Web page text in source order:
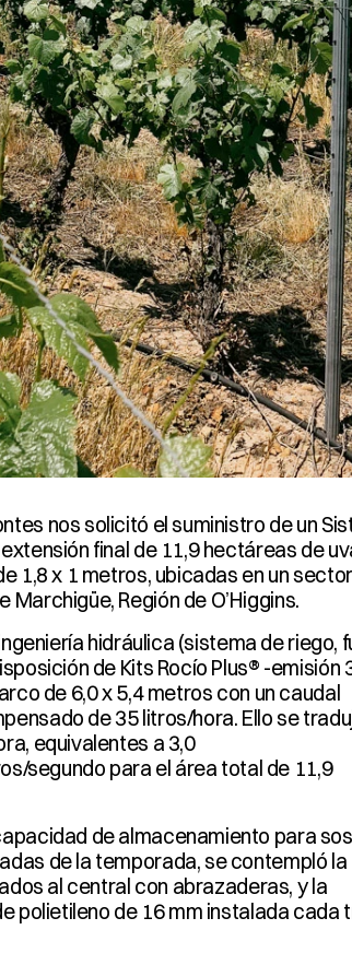
nos solicitó el suministro de un
final de 11,9 hectáreas de
1,8 x 1 metros, ubicadas en un
Región de O’Higgins.
hidráulica (sistema de riego,
de Kits Rocío Plus® -emisión
de 6,0 x 5,4 metros con un caudal
de 35 litros/hora. Ello se
equivalentes a 3,0
segundo para el área total de 11,9
de almacenamiento para
de la temporada, se contempló la
al central con abrazaderas, y la
polietileno de 16 mm instalada cada